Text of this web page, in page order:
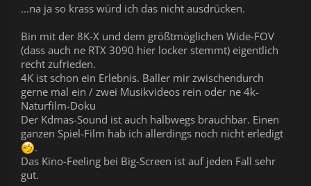
...na ja so krass würd ich das nicht ausdrücken.
Bin mit der 8K-X und dem größtmöglichen Wide-FOV
(dass auch ne RTX 3090 hier locker stemmt) eigentlich
recht zufrieden.
4K ist schon ein Erlebnis. Baller mir zwischendurch
gerne mal ein / zwei Musikvideos rein oder ne 4k-
Naturfilm-Doku
Der Kdmas-Sound ist auch halbwegs brauchbar. Einen
ganzen Spiel-Film hab ich allerdings noch nicht erledigt
.
Das Kino-Feeling bei Big-Screen ist auf jeden Fall sehr
gut.